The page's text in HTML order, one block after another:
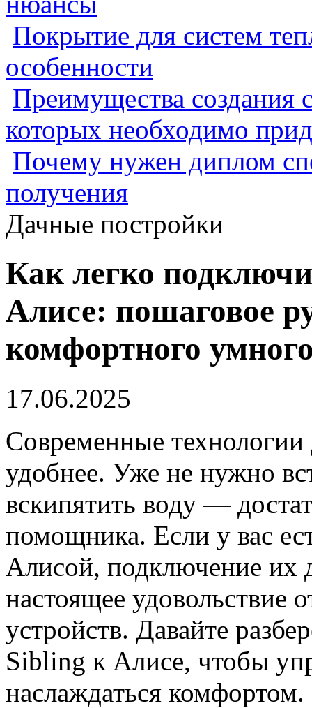
Покрытие для систем
особенности
Преимущества создания
которых необходимо
Почему нужен диплом
получения
Дачные постройки
Как легко
Алисе: пошаговое
комфортного
17.06.2025
Современные
удобнее. Уже не нужно
вскипятить воду —
помощника. Если у вас
Алисой, подключение их
настоящее удовольствие
устройств. Давайте
Sibling к Алисе, чтобы
наслаждаться комфортом.